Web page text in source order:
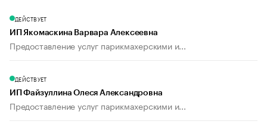
ДЕЙСТВУЕТ
ИП Якомаскина Варвара Алексеевна
Предоставление услуг парикмахерскими и...
ДЕЙСТВУЕТ
ИП Файзуллина Олеся Александровна
Предоставление услуг парикмахерскими и...